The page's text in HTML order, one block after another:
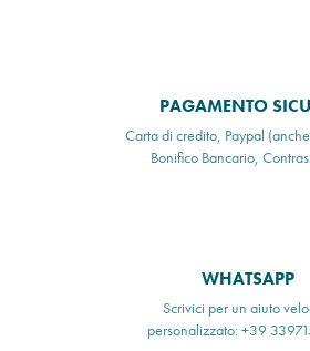
PAGAMENTO
Carta di credito, Paypal
Bonifico Bancario,
WHATSAPP
Scrivici per un aiuto
personalizzato: +39